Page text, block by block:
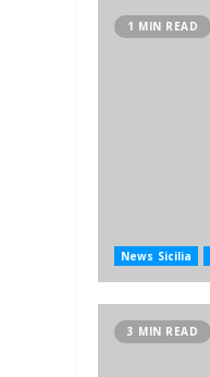
1 MIN READ
News Sicilia
3 MIN READ